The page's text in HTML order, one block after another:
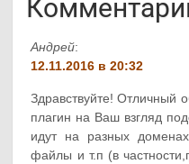
Андрей:
12.11.2016 в 20:32
Здравствуйте! Отличный
плагин на Ваш взгляд
идут на разных
файлы и т.п (в